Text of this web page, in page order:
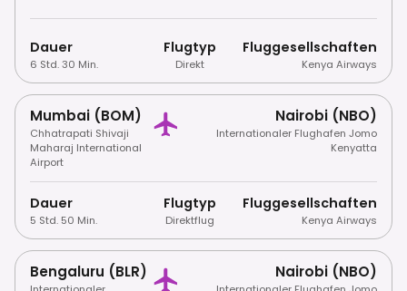
Dauer
6 Std. 30 Min.
Flugtyp
Direkt
Fluggesellschaften
Kenya Airways
Mumbai (BOM)
Chhatrapati Shivaji
Maharaj International
Airport
Nairobi (NBO)
Internationaler Flughafen Jomo
Kenyatta
Dauer
5 Std. 50 Min.
Flugtyp
Direktflug
Fluggesellschaften
Kenya Airways
Bengaluru (BLR) Nairobi (NBO)